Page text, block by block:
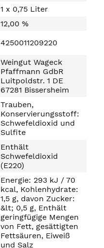
1 x 0,75 Liter
12,00 %
4250011209220
Weingut Wageck
Pfaffmann GdbR
Luitpoldstr. 1 DE
67281 Bissersheim
Trauben,
Konservierungsstoff:
Schwefeldioxid und
Sulfite
Enthält
Schwefeldioxid
(E220)
Energie: 293 kJ / 70
kcal, Kohlenhydrate:
1,5 g, davon Zucker:
&lt; 0,5 g, Enthält
geringfügige Mengen
von Fett, gesättigten
Fettsäuren, Eiweiß
und Salz